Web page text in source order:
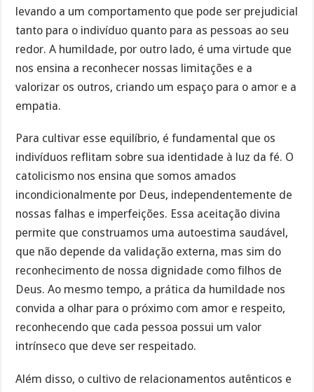
levando a um comportamento que pode ser prejudicial
tanto para o indivíduo quanto para as pessoas ao seu
redor. A humildade, por outro lado, é uma virtude que
nos ensina a reconhecer nossas limitações e a
valorizar os outros, criando um espaço para o amor e a
empatia.
Para cultivar esse equilíbrio, é fundamental que os
indivíduos reflitam sobre sua identidade à luz da fé. O
catolicismo nos ensina que somos amados
incondicionalmente por Deus, independentemente de
nossas falhas e imperfeições. Essa aceitação divina
permite que construamos uma autoestima saudável,
que não depende da validação externa, mas sim do
reconhecimento de nossa dignidade como filhos de
Deus. Ao mesmo tempo, a prática da humildade nos
convida a olhar para o próximo com amor e respeito,
reconhecendo que cada pessoa possui um valor
intrínseco que deve ser respeitado.
Além disso, o cultivo de relacionamentos autênticos e